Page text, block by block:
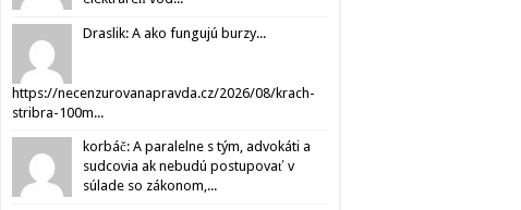
Draslik: A ako fungujú burzy...
https://necenzurovanapravda.cz/2026/08/krach-
stribra-100m...
korbáč: A paralelne s tým, advokáti a
sudcovia ak nebudú postupovať v
súlade so zákonom,...